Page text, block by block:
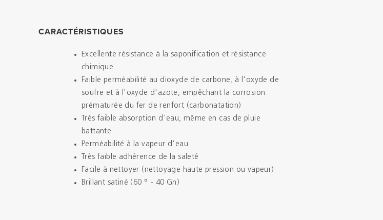
CARACTÉRISTIQUES
Excellente résistance à la saponification et résistance
chimique
Faible perméabilité au dioxyde de carbone, à l'oxyde de
soufre et à l'oxyde d'azote, empêchant la corrosion
prématurée du fer de renfort (carbonatation)
Très faible absorption d'eau, même en cas de pluie
battante
Perméabilité à la vapeur d'eau
Très faible adhérence de la saleté
Facile à nettoyer (nettoyage haute pression ou vapeur)
Brillant satiné (60 ° - 40 Gn)